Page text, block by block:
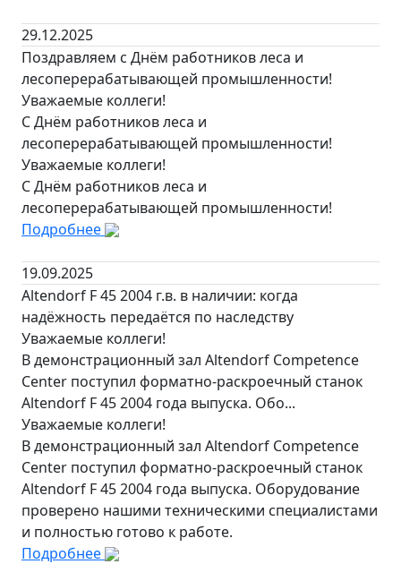
29.12.2025
Поздравляем с Днём работников леса и
лесоперерабатывающей промышленности!
Уважаемые коллеги!
С Днём работников леса и
лесоперерабатывающей промышленности!
Уважаемые коллеги!
С Днём работников леса и
лесоперерабатывающей промышленности!
Подробнее
19.09.2025
Altendorf F 45 2004 г.в. в наличии: когда
надёжность передаётся по наследству
Уважаемые коллеги!
В демонстрационный зал Altendorf Competence
Center поступил форматно-раскроечный станок
Altendorf F 45 2004 года выпуска. Обо...
Уважаемые коллеги!
В демонстрационный зал Altendorf Competence
Center поступил форматно-раскроечный станок
Altendorf F 45 2004 года выпуска. Оборудование
проверено нашими техническими специалистами
и полностью готово к работе.
Подробнее